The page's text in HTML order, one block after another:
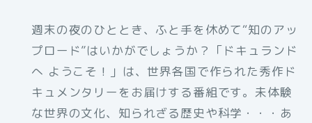
週末の夜のひととき、ふと手を休めて“知のアッ
プロード”はいかがでしょうか？「ドキュランド
へ ようこそ！」は、世界各国で作られた秀作ド
キュメンタリーをお届けする番組です。未体験
な世界の文化、知られざる歴史や科学・・・あ